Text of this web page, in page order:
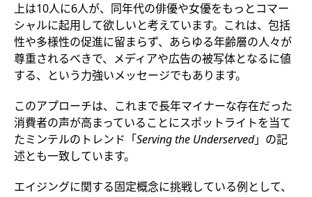
上は10人に6人が、同年代の俳優や女優をもっとコマー
シャルに起用して欲しいと考えています。これは、包括
性や多様性の促進に留まらず、あらゆる年齢層の人々が
尊重されるべきで、メディアや広告の被写体となるに値
する、という力強いメッセージでもあります。
このアプローチは、これまで長年マイナーな存在だった
消費者の声が高まっていることにスポットライトを当て
たミンテルのトレンド「Serving the Underserved」の記
述とも一致しています。
エイジングに関する固定概念に挑戦している例として、